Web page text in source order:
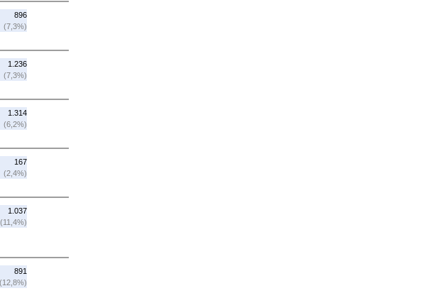
896
(7,3%)
1.236
(7,3%)
1.314
(6,2%)
167
(2,4%)
1.037
(11,4%)
891
(12,8%)